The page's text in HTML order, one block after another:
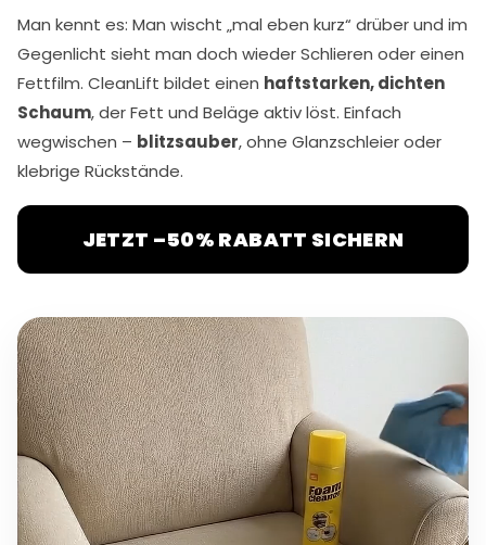
Man kennt es: Man wischt „mal eben kurz“ drüber und im
Gegenlicht sieht man doch wieder Schlieren oder einen
Fettfilm. CleanLift bildet einen haftstarken, dichten
Schaum, der Fett und Beläge aktiv löst. Einfach
wegwischen – blitzsauber, ohne Glanzschleier oder
klebrige Rückstände.
JETZT –50% RABATT SICHERN